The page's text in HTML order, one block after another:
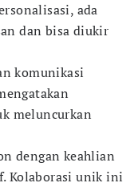
ada
dan bisa diukir
komunikasi
meluncurkan
dengan keahlian
Kolaborasi unik ini